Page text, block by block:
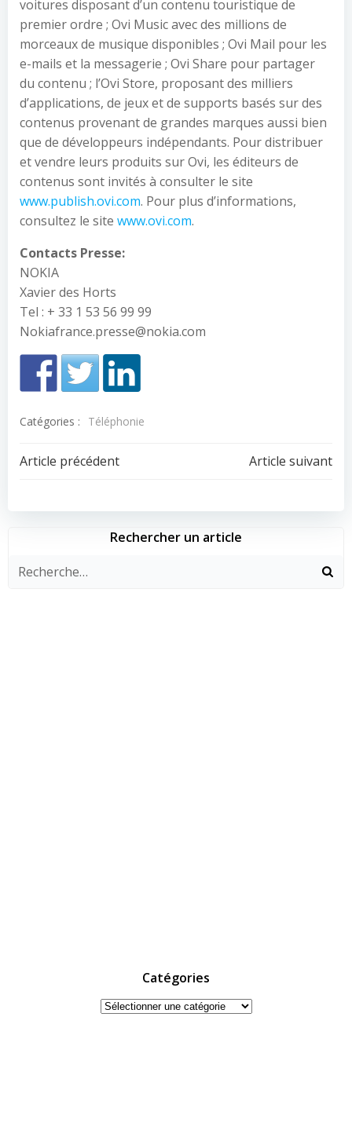
voitures disposant d’un contenu touristique de
premier ordre ; Ovi Music avec des millions de
morceaux de musique disponibles ; Ovi Mail pour les
e-mails et la messagerie ; Ovi Share pour partager
du contenu ; l’Ovi Store, proposant des milliers
d’applications, de jeux et de supports basés sur des
contenus provenant de grandes marques aussi bien
que de développeurs indépendants. Pour distribuer
et vendre leurs produits sur Ovi, les éditeurs de
contenus sont invités à consulter le site
www.publish.ovi.com. Pour plus d’informations,
consultez le site www.ovi.com.
Contacts Presse:
NOKIA
Xavier des Horts
Tel : + 33 1 53 56 99 99
Nokiafrance.presse@nokia.com
Catégories : Téléphonie
Navigation
de
l’article
Article précédent
Navigation
de
l’article
Article suivant
Rechercher un article
Catégories
Catégories